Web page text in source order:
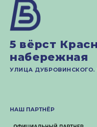
5 вёрст
набережная
УЛИЦА ДУБРОВИНСКОГО.
НАШ ПАРТНЁР